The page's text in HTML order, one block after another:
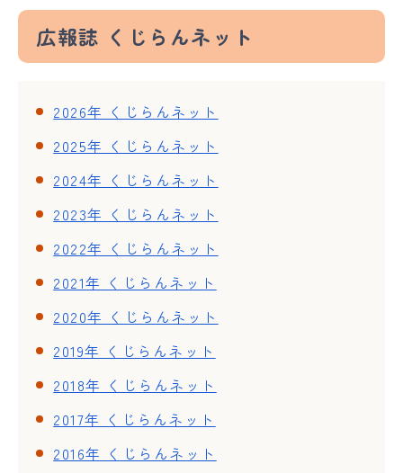
広報誌 くじらんネット
2026年 くじらんネット
2025年 くじらんネット
2024年 くじらんネット
2023年 くじらんネット
2022年 くじらんネット
2021年 くじらんネット
2020年 くじらんネット
2019年 くじらんネット
2018年 くじらんネット
2017年 くじらんネット
2016年 くじらんネット